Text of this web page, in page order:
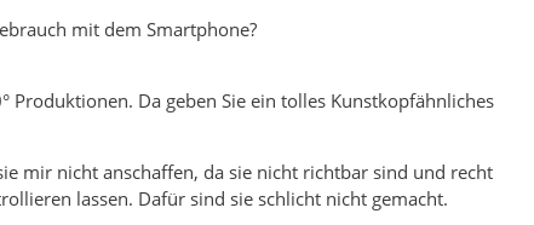
mit dem Smartphone?
Da geben Sie ein tolles Kunstkopfähnliches
mir nicht anschaffen, da sie nicht richtbar sind und recht
lassen. Dafür sind sie schlicht nicht gemacht.